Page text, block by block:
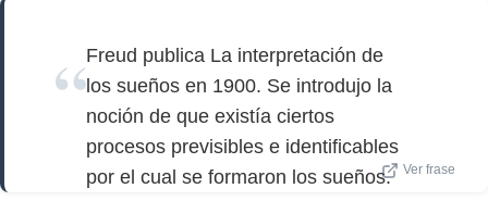
Freud publica La interpretación de
los sueños en 1900. Se introdujo la
noción de que existía ciertos
procesos previsibles e identificables
por el cual se formaron los sueños.
Ver frase